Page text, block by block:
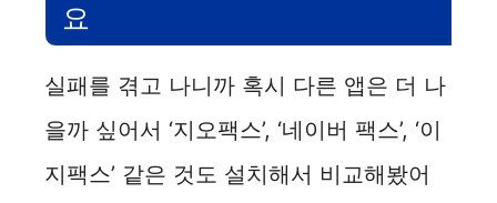
요
실패를 겪고 나니까 혹시 다른 앱은 더 나
을까 싶어서 ‘지오팩스’, ‘네이버 팩스’, ‘이
지팩스’ 같은 것도 설치해서 비교해봤어